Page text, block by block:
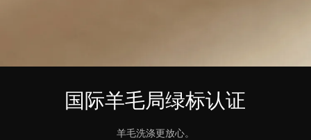
国际羊毛局绿标认证
羊毛洗涤更放心。